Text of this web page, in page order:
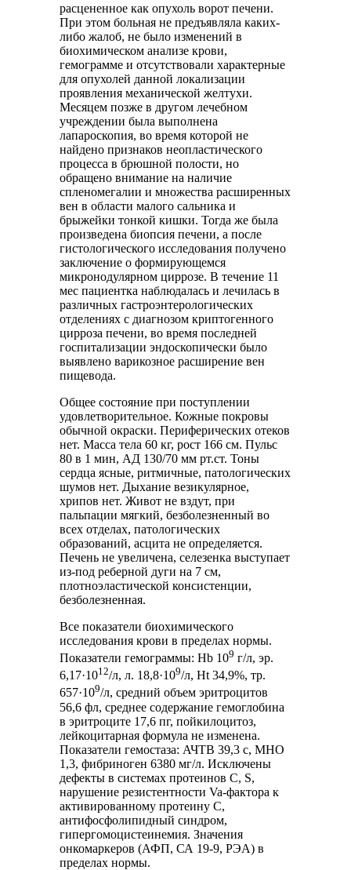
расцененное как опухоль ворот печени.
При этом больная не предъявляла каких-
либо жалоб, не было изменений в
биохимическом анализе крови,
гемограмме и отсутствовали характерные
для опухолей данной локализации
проявления механической желтухи.
Месяцем позже в другом лечебном
учреждении была выполнена
лапароскопия, во время которой не
найдено признаков неопластического
процесса в брюшной полости, но
обращено внимание на наличие
спленомегалии и множества расширенных
вен в области малого сальника и
брыжейки тонкой кишки. Тогда же была
произведена биопсия печени, а после
гистологического исследования получено
заключение о формирующемся
микронодулярном циррозе. В течение 11
мес пациентка наблюдалась и лечилась в
различных гастроэнтерологических
отделениях с диагнозом криптогенного
цирроза печени, во время последней
госпитализации эндоскопически было
выявлено варикозное расширение вен
пищевода.
Общее состояние при поступлении
удовлетворительное. Кожные покровы
обычной окраски. Периферических отеков
нет. Масса тела 60 кг, рост 166 см. Пульс
80 в 1 мин, АД 130/70 мм рт.ст. Тоны
сердца ясные, ритмичные, патологических
шумов нет. Дыхание везикулярное,
хрипов нет. Живот не вздут, при
пальпации мягкий, безболезненный во
всех отделах, патологических
образований, асцита не определяется.
Печень не увеличена, селезенка выступает
из-под реберной дуги на 7 см,
плотноэластической консистенции,
безболезненная.
Все показатели биохимического
исследования крови в пределах нормы.
Показатели гемограммы: Hb 109 г/л, эр.
6,17·1012/л, л. 18,8·109/л, Ht 34,9%, тр.
657·109/л, средний объем эритроцитов
56,6 фл, среднее содержание гемоглобина
в эритроците 17,6 пг, пойкилоцитоз,
лейкоцитарная формула не изменена.
Показатели гемостаза: АЧТВ 39,3 с, MHO
1,3, фибриноген 6380 мг/л. Исключены
дефекты в системах протеинов С, S,
нарушение резистентности Va-фактора к
активированному протеину С,
антифосфолипидный синдром,
гипергомоцистеинемия. Значения
онкомаркеров (АФП, СА 19-9, РЭА) в
пределах нормы.